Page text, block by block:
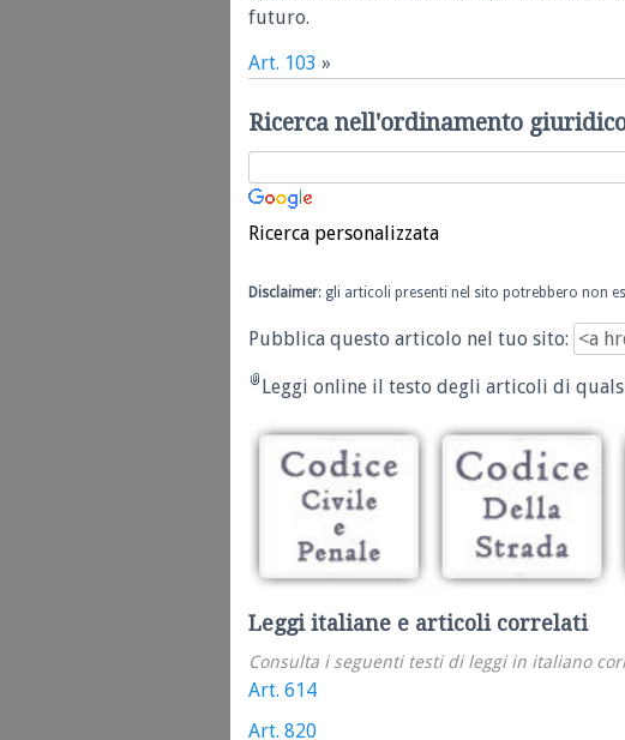
futuro.
Art. 103 »
Ricerca nell'ordinamento
Ricerca personalizzata
Disclaimer: gli articoli presenti nel sito potrebbero non
Pubblica questo articolo nel tuo sito:
Leggi online il testo degli articoli di
Leggi italiane e articoli correlati
Consulta i seguenti testi di leggi in italiano
Art. 614
Art. 820